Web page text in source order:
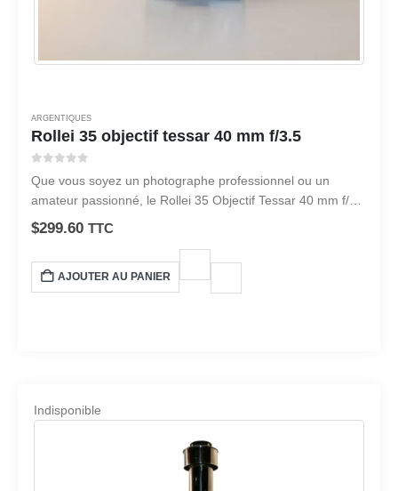
ARGENTIQUES
Rollei 35 objectif tessar 40 mm f/3.5
Que vous soyez un photographe professionnel ou un
amateur passionné, le Rollei 35 Objectif Tessar 40 mm f/3.5
est un choix idéal pour tous vos besoins photographiques.
$299.60 TTC
AJOUTER AU PANIER
Indisponible